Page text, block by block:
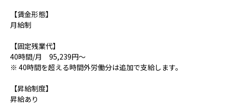
【賃金形態】
月給制
【固定残業代】
40時間/月 95,239円～
※ 40時間を超える時間外労働分は追加で支給します。
【昇給制度】
昇給あり